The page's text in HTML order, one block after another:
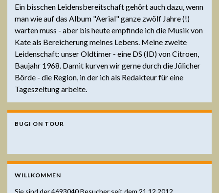
Ein bisschen Leidensbereitschaft gehört auch dazu, wenn
man wie auf das Album "Aerial" ganze zwölf Jahre (!)
warten muss - aber bis heute empfinde ich die Musik von
Kate als Bereicherung meines Lebens. Meine zweite
Leidenschaft: unser Oldtimer - eine DS (ID) von Citroen,
Baujahr 1968. Damit kurven wir gerne durch die Jülicher
Börde - die Region, in der ich als Redakteur für eine
Tageszeitung arbeite.
BUGI ON TOUR
WILLKOMMEN
Sie sind der4693040Besucher seit dem 21.12.2012